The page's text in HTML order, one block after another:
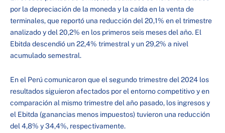
por la depreciación de la moneda y la caída en la venta de
terminales, que reportó una reducción del 20,1% en el trimestre
analizado y del 20,2% en los primeros seis meses del año. El
Ebitda descendió un 22,4% trimestral y un 29,2% a nivel
acumulado semestral.
En el Perú comunicaron que el segundo trimestre del 2024 los
resultados siguieron afectados por el entorno competitivo y en
comparación al mismo trimestre del año pasado, los ingresos y
el Ebitda (ganancias menos impuestos) tuvieron una reducción
del 4,8% y 34,4%, respectivamente.